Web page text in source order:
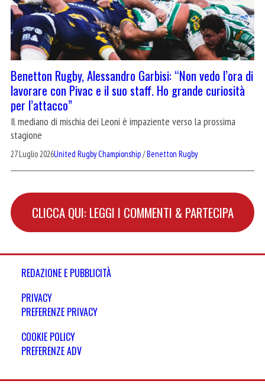
Benetton Rugby, Alessandro Garbisi: “Non vedo l’ora di
lavorare con Pivac e il suo staff. Ho grande curiosità
per l’attacco”
Il mediano di mischia dei Leoni è impaziente verso la prossima
stagione
27 Luglio 2026United Rugby Championship/Benetton Rugby
CLICCA QUI: LEGGI I COMMENTI & PARTECIPA
REDAZIONE E PUBBLICITÀ
PRIVACY
PREFERENZE PRIVACY
COOKIE POLICY
PREFERENZE ADV